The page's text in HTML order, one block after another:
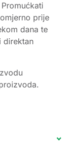
prije
dana te
direktan